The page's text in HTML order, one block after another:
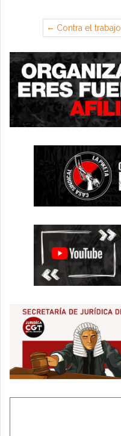
Contra el trabajo